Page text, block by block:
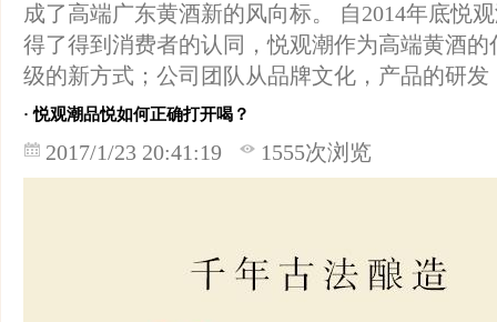
成了高端广东黄酒新的风向标。 自2014年底悦
得了得到消费者的认同，悦观潮作为高端黄酒
级的新方式；公司团队从品牌文化，产品的研
· 悦观潮品悦如何正确打开喝？
2017/1/23 20:41:19 1555次浏览